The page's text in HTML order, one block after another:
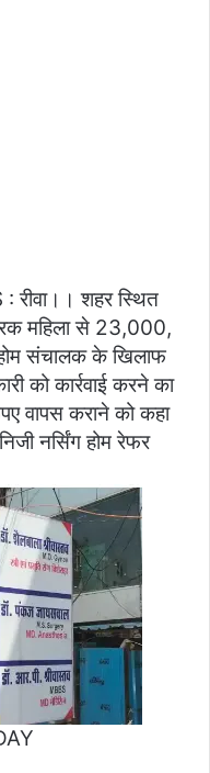
रीवा।। शहर स्थित
महिला से 23,000,
संचालक के खिलाफ
को कार्रवाई करने का
वापस कराने को कहा
नर्सिंग होम रेफर